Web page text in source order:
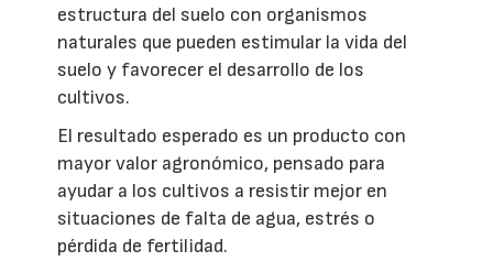
estructura del suelo con organismos
naturales que pueden estimular la vida del
suelo y favorecer el desarrollo de los
cultivos.
El resultado esperado es un producto con
mayor valor agronómico, pensado para
ayudar a los cultivos a resistir mejor en
situaciones de falta de agua, estrés o
pérdida de fertilidad.